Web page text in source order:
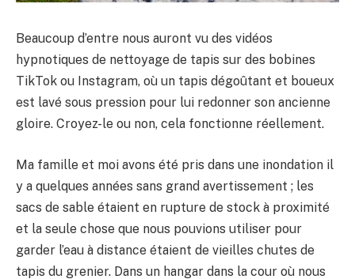
Beaucoup d’entre nous auront vu des vidéos
hypnotiques de nettoyage de tapis sur des bobines
TikTok ou Instagram, où un tapis dégoûtant et boueux
est lavé sous pression pour lui redonner son ancienne
gloire. Croyez-le ou non, cela fonctionne réellement.
Ma famille et moi avons été pris dans une inondation il
y a quelques années sans grand avertissement ; les
sacs de sable étaient en rupture de stock à proximité
et la seule chose que nous pouvions utiliser pour
garder l’eau à distance étaient de vieilles chutes de
tapis du grenier. Dans un hangar dans la cour où nous